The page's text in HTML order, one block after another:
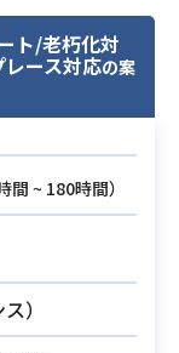
用業務
年以上）
合わせの対
好な方
が高く責任
める方
ト/老朽化対
ース対応の案
間 ~ 180時間）
）